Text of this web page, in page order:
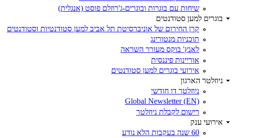
שיחות עם בוגרות ובוגרים-ג'רוזלם פוסט (אנגלית)
בוגרים למען סטודנטים
קרן החירום של אוניברסיטת תל אביב למען סטודנטיות וסטודנטים
תוכניות מנטורינג
לאנץ' בוקס מעורר השראה
אוריינות פיננסית
אירועי בוגרים למען סטודנטים
ניוזלטר הארגון
ניוזלטר דו חודשי
Global Newsletter (EN)
רישום לקבלת ניוזלטר
אירועי ענק
60 שנה בעקבות הלא נודע